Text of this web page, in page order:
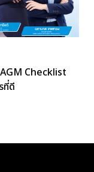
AGM Checklist
ที่ดี